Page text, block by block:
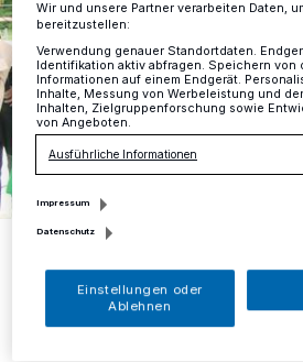
Jessica Llerandi Pulido, Geschäftsführerin
Wir und unsere Partner verarbeiten Daten,
bereitzustellen:
Verwendung genauer Standortdaten.
Identifikation aktiv abfragen. Speichern von
Informationen auf einem Endgerät.
Inhalte, Messung von Werbeleistung und
Inhalten, Zielgruppenforschung sowie
von Angeboten.
Ausführliche Informationen
Impressum
Datenschutz
Einstellungen oder
Ablehnen